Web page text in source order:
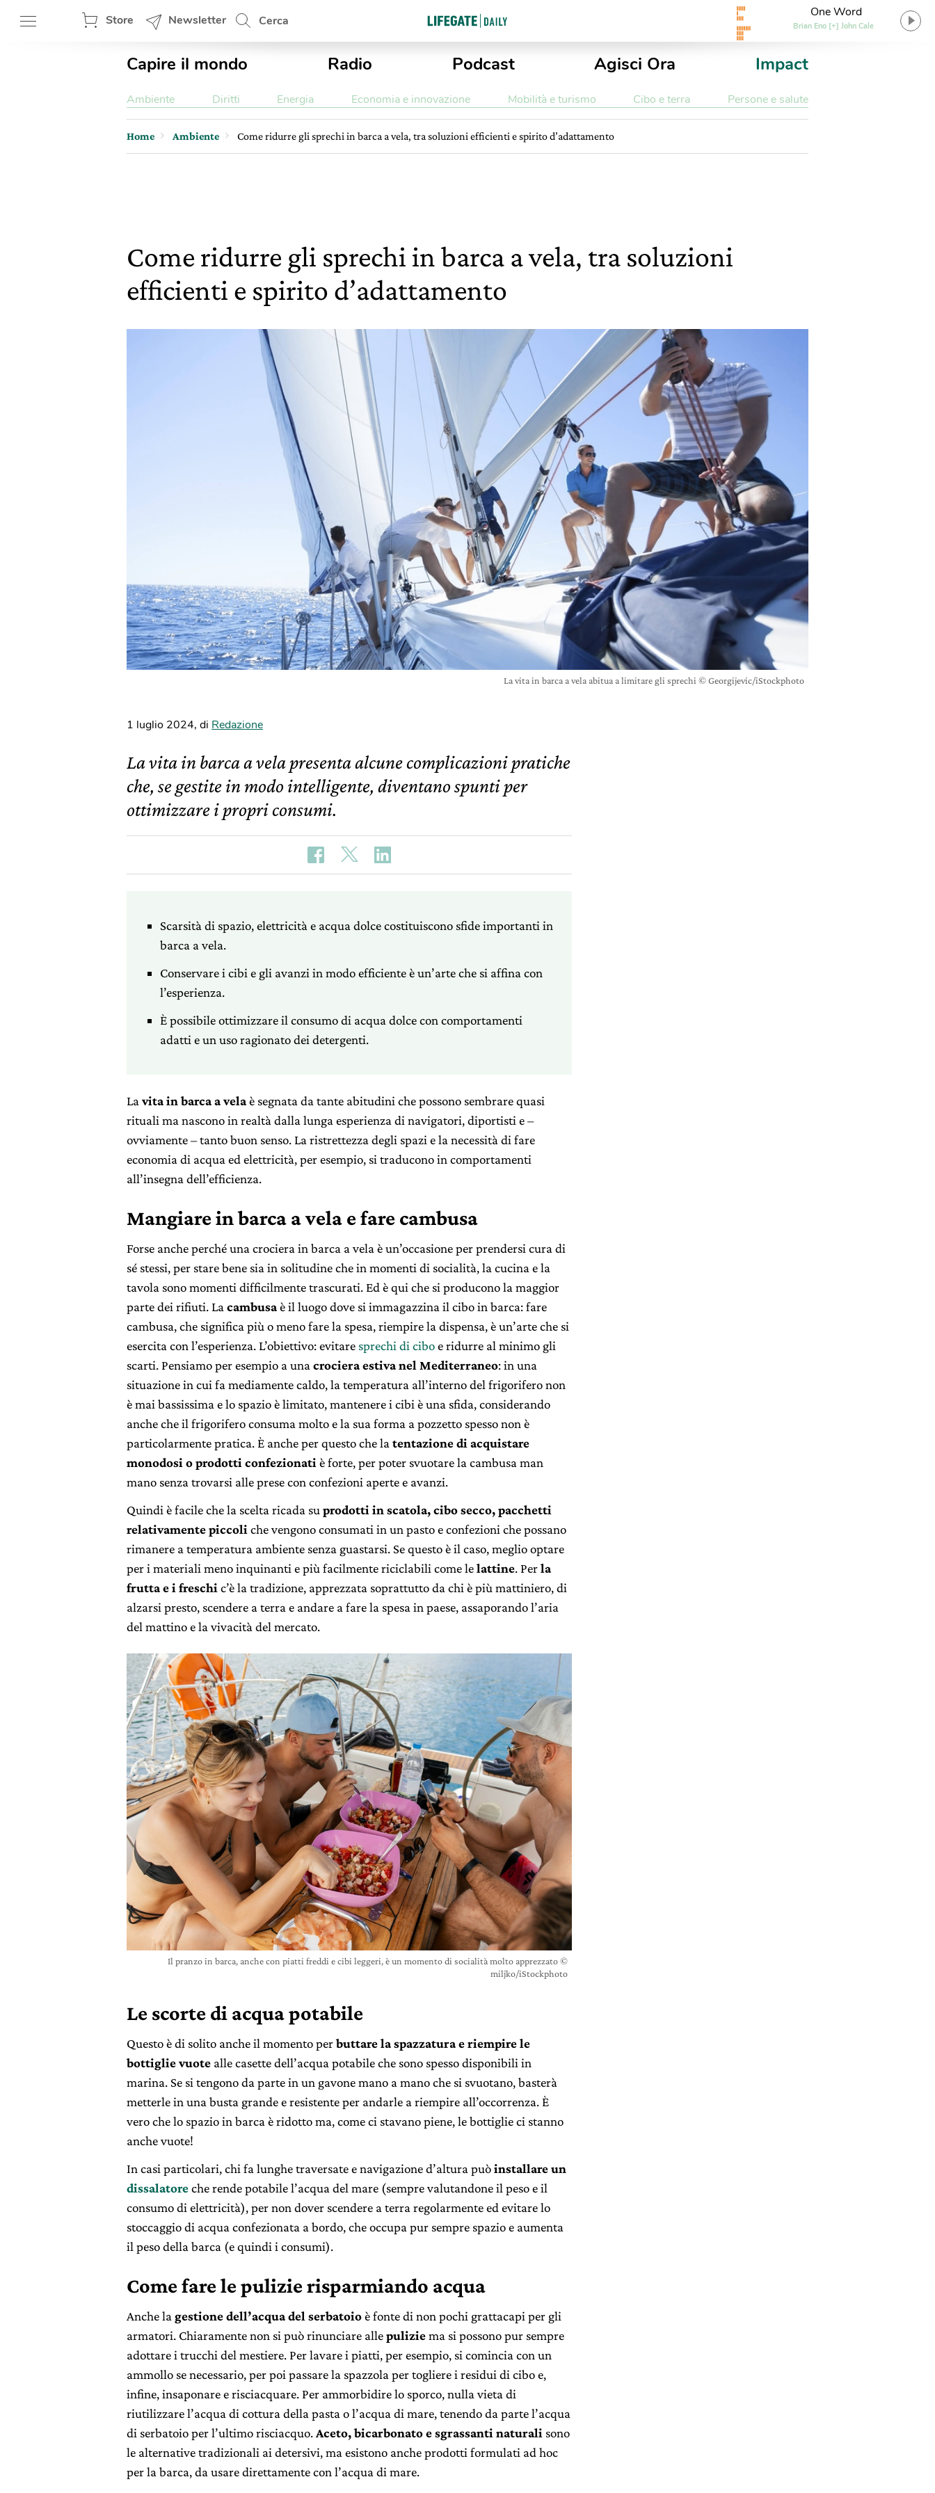
Store Newsletter Cerca
One Word
Brian Eno [+] John Cale
Capire il mondo Radio Podcast Agisci Ora Impact
Ambiente Diritti Energia Economia e innovazione Mobilità e turismo Cibo e terra Persone e salute
Home Ambiente Come ridurre gli sprechi in barca a vela, tra soluzioni efficienti e spirito d’adattamento
Come ridurre gli sprechi in barca a vela, tra soluzioni
efficienti e spirito d’adattamento
La vita in barca a vela abitua a limitare gli sprechi © Georgijevic/iStockphoto
1 luglio 2024, di Redazione
La vita in barca a vela presenta alcune complicazioni pratiche
che, se gestite in modo intelligente, diventano spunti per
ottimizzare i propri consumi.
Scarsità di spazio, elettricità e acqua dolce costituiscono sfide importanti in
barca a vela.
Conservare i cibi e gli avanzi in modo efficiente è un’arte che si affina con
l’esperienza.
È possibile ottimizzare il consumo di acqua dolce con comportamenti
adatti e un uso ragionato dei detergenti.
La vita in barca a velaè segnata da tante abitudini che possono sembrare quasi
rituali ma nascono in realtà dalla lunga esperienza di navigatori, diportisti e –
ovviamente – tanto buon senso. La ristrettezza degli spazi e la necessità di fare
economia di acqua ed elettricità, per esempio, si traducono in comportamenti
all’insegna dell’efficienza.
Mangiare in barca a vela e fare cambusa
Forse anche perché una crociera in barca a vela è un’occasione per prendersi cura di
sé stessi, per stare bene sia in solitudine che in momenti di socialità, la cucina e la
tavola sono momenti difficilmente trascurati. Ed è qui che si producono la maggior
parte dei rifiuti. La cambusaè il luogo dove si immagazzina il cibo in barca: fare
cambusa, che significa più o meno fare la spesa, riempire la dispensa, è un’arte che si
esercita con l’esperienza. L’obiettivo: evitare sprechi di ciboe ridurre al minimo gli
scarti. Pensiamo per esempio a una crociera estiva nel Mediterraneo: in una
situazione in cui fa mediamente caldo, la temperatura all’interno del frigorifero non
è mai bassissima e lo spazio è limitato, mantenere i cibi è una sfida, considerando
anche che il frigorifero consuma molto e la sua forma a pozzetto spesso non è
particolarmente pratica. È anche per questo che la tentazione di acquistare
monodosi o prodotti confezionati è forte, per poter svuotare la cambusa man
mano senza trovarsi alle prese con confezioni aperte e avanzi.
Quindi è facile che la scelta ricada su prodotti in scatola, cibo secco, pacchetti
relativamente piccoli che vengono consumati in un pasto e confezioni che possano
rimanere a temperatura ambiente senza guastarsi. Se questo è il caso, meglio optare
per i materiali meno inquinanti e più facilmente riciclabili come lelattine. Perla
frutta e i freschi c’è la tradizione, apprezzata soprattutto da chi è più mattiniero, di
alzarsi presto, scendere a terra e andare a fare la spesa in paese, assaporando l’aria
del mattino e la vivacità del mercato.
Il pranzo in barca, anche con piatti freddi e cibi leggeri, è un momento di socialità molto apprezzato ©
miljko/iStockphoto
Le scorte di acqua potabile
Questo è di solito anche il momento perbuttare la spazzatura e riempire le
bottiglie vuote alle casette dell’acqua potabile che sono spesso disponibili in
marina. Se si tengono da parte in un gavone mano a mano che si svuotano, basterà
metterle in una busta grande e resistente per andarle a riempire all’occorrenza. È
vero che lo spazio in barca è ridotto ma, come ci stavano piene, le bottiglie ci stanno
anche vuote!
In casi particolari, chi fa lunghe traversate e navigazione d’altura puòinstallare un
dissalatoreche rende potabile l’acqua del mare (sempre valutandone il peso e il
consumo di elettricità), per non dover scendere a terra regolarmente ed evitare lo
stoccaggio di acqua confezionata a bordo, che occupa pur sempre spazio e aumenta
il peso della barca (e quindi i consumi).
Come fare le pulizie risparmiando acqua
Anche la gestione dell’acqua del serbatoioè fonte di non pochi grattacapi per gli
armatori. Chiaramente non si può rinunciare allepuliziema si possono pur sempre
adottare i trucchi del mestiere. Per lavare i piatti, per esempio, si comincia con un
ammollo se necessario, per poi passare la spazzola per togliere i residui di cibo e,
infine, insaponare e risciacquare. Per ammorbidire lo sporco, nulla vieta di
riutilizzare l’acqua di cottura della pasta o l’acqua di mare, tenendo da parte l’acqua
di serbatoio per l’ultimo risciacquo.Aceto, bicarbonato e sgrassanti naturali sono
le alternative tradizionali ai detersivi, ma esistono anche prodotti formulati ad hoc
per la barca, da usare direttamente con l’acqua di mare.